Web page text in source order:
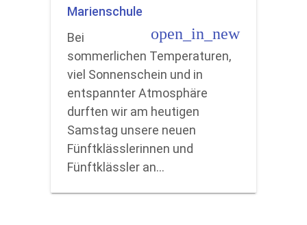
Marienschule
open_in_new
Bei
sommerlichen Temperaturen,
viel Sonnenschein und in
entspannter Atmosphäre
durften wir am heutigen
Samstag unsere neuen
Fünftklässlerinnen und
Fünftklässler an…